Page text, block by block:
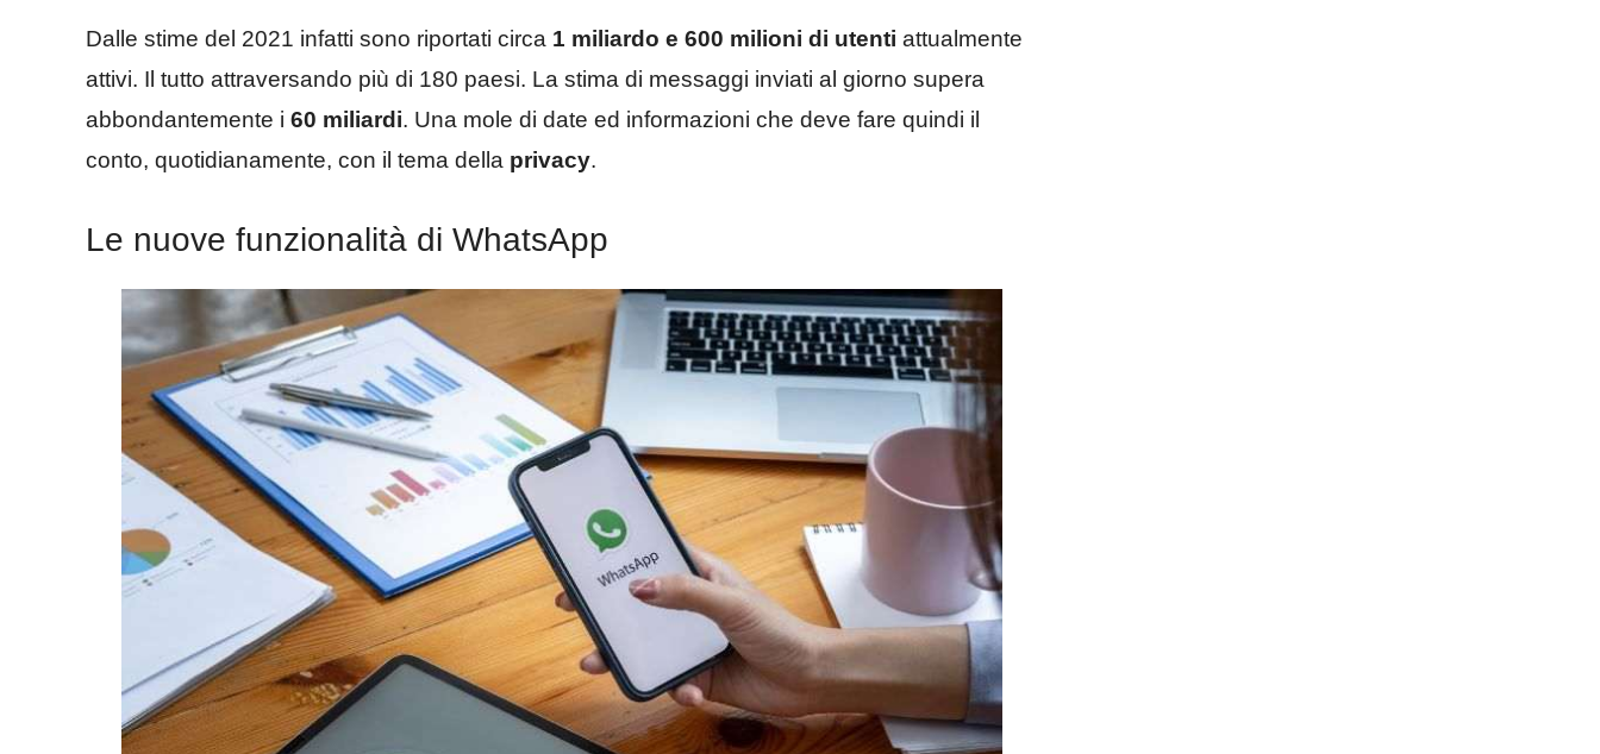
Dalle stime del 2021 infatti sono riportati circa 1 miliardo e 600 milioni di utenti attualmente
attivi. Il tutto attraversando più di 180 paesi. La stima di messaggi inviati al giorno supera
abbondantemente i 60 miliardi. Una mole di date ed informazioni che deve fare quindi il
conto, quotidianamente, con il tema della privacy.
Le nuove funzionalità di WhatsApp